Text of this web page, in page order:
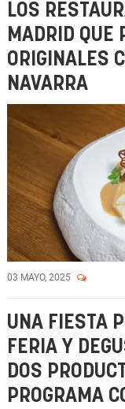
LOS
MADRID QUE
ORIGINALES
NAVARRA
03 MAYO, 2025
UNA FIESTA
FERIA Y
DOS
PROGRAMA